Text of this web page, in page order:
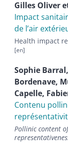
Gilles Oliver
Impact
de l’air
Health impact
Sophie Barral,
Bordenave,
Capelle,
Contenu
Pollinic content